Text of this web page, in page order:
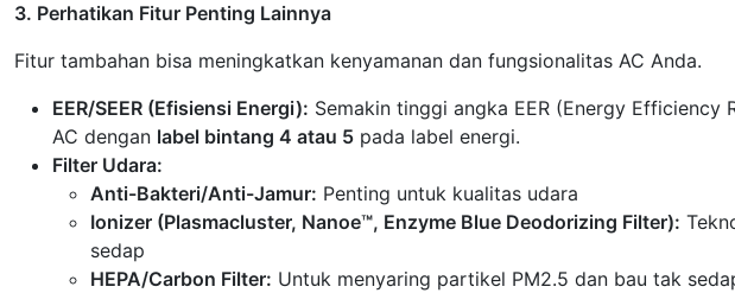
3. Perhatikan Fitur Penting Lainnya
Fitur tambahan bisa meningkatkan kenyamanan dan fungsionalitas AC Anda.
EER/SEER (Efisiensi Energi): Semakin tinggi angka EER (Energy Efficiency
AC dengan label bintang 4 atau 5 pada label energi.
Filter Udara:
Anti-Bakteri/Anti-Jamur: Penting untuk kualitas udara
Ionizer (Plasmacluster, Nanoe™, Enzyme Blue Deodorizing Filter):
sedap
HEPA/Carbon Filter: Untuk menyaring partikel PM2.5 dan bau tak